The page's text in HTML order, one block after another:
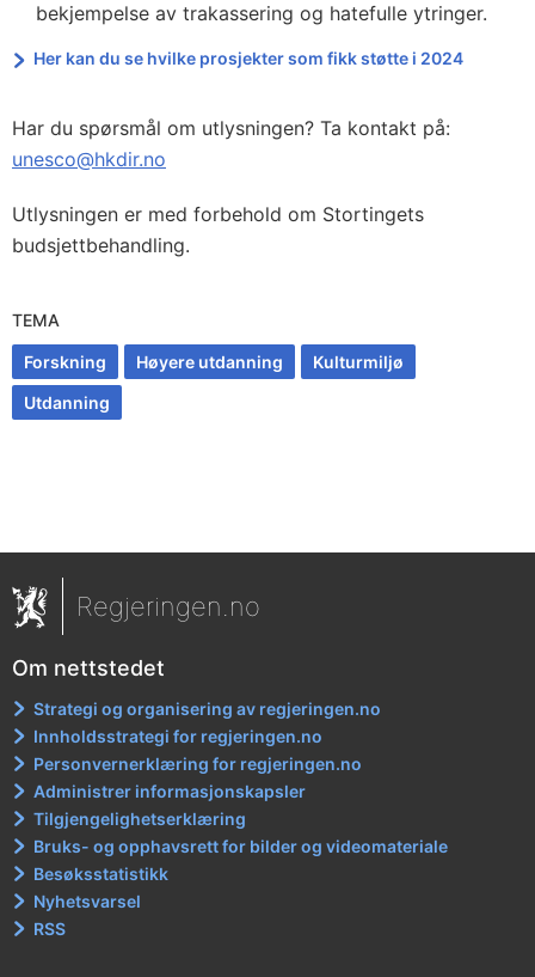
bekjempelse av trakassering og hatefulle ytringer.
Her kan du se hvilke prosjekter som fikk støtte i 2024
Har du spørsmål om utlysningen? Ta kontakt på:
unesco@hkdir.no
Utlysningen er med forbehold om Stortingets
budsjettbehandling.
TEMA
Forskning Høyere utdanning
Kulturmiljø
Utdanning
Regjeringen.no
Om nettstedet
Strategi og organisering av regjeringen.no
Innholdsstrategi for regjeringen.no
Personvernerklæring for regjeringen.no
Administrer informasjonskapsler
Tilgjengelighetserklæring
Bruks- og opphavsrett for bilder og videomateriale
Besøksstatistikk
Nyhetsvarsel
RSS